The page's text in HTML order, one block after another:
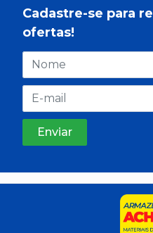
Cadastre-se para
ofertas!